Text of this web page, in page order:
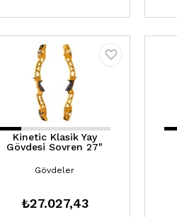
Kinetic Klasik Yay
Gövdesi Sovren 27"
Gövdeler
₺27.027,43